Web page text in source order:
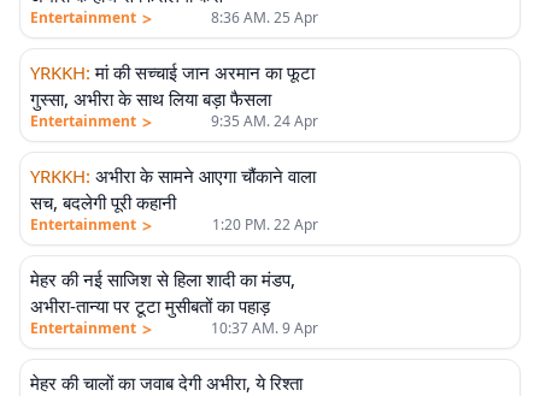
Entertainment > 8:36 AM. 25 Apr
YRKKH: मां की सच्चाई जान अरमान का फूटा
गुस्सा, अभीरा के साथ लिया बड़ा फैसला
Entertainment > 9:35 AM. 24 Apr
YRKKH: अभीरा के सामने आएगा चौंकाने वाला
सच, बदलेगी पूरी कहानी
Entertainment > 1:20 PM. 22 Apr
मेहर की नई साजिश से हिला शादी का मंडप,
अभीरा-तान्या पर टूटा मुसीबतों का पहाड़
Entertainment > 10:37 AM. 9 Apr
मेहर की चालों का जवाब देगी अभीरा, ये रिश्ता